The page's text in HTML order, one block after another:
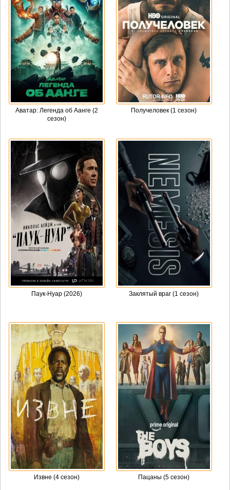
Аватар: Легенда об Аанге (2
сезон)
Получеловек (1 сезон)
Паук-Нуар (2026) Заклятый враг (1 сезон)
Извне (4 сезон) Пацаны (5 сезон)